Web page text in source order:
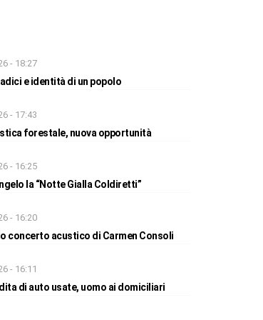
- 18:27
e identità di un popolo
- 17:43
forestale, nuova opportunità
- 16:25
la “Notte Gialla Coldiretti”
- 16:20
concerto acustico di Carmen Consoli
- 16:11
di auto usate, uomo ai domiciliari